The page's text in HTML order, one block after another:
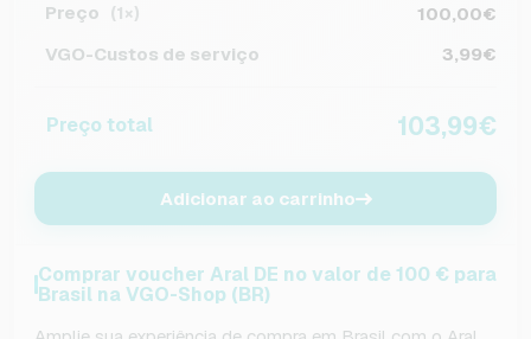
Preço (1×)
100,00€
VGO-Custos de serviço
3,99€
Preço total 103,99€
Adicionar ao carrinho
Comprar voucher Aral DE no valor de 100 € para
Brasil na VGO-Shop (BR)